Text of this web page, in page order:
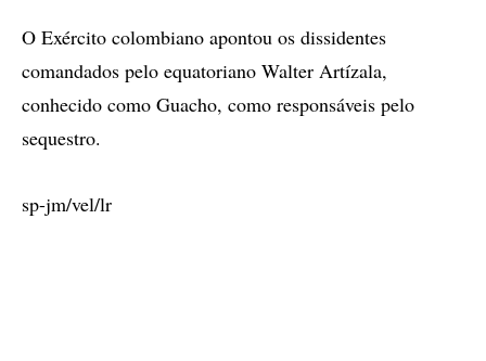
O Exército colombiano apontou os dissidentes
comandados pelo equatoriano Walter Artízala,
conhecido como Guacho, como responsáveis pelo
sequestro.
sp-jm/vel/lr